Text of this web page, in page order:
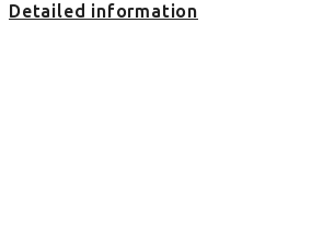
Detailed information